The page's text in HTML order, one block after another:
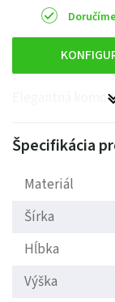
Elegantná
Špecifikácia
Materiál
Šírka
Hĺbka
Výška